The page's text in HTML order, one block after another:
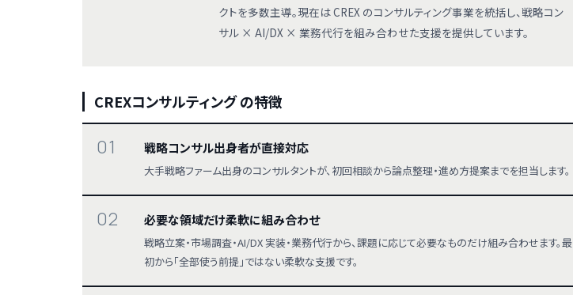
クトを多数主導。現在は CREX のコンサルティング事業を統括し、戦略コン
サル × AI/DX × 業務代行を組み合わせた支援を提供しています。
CREXコンサルティング の特徴
01 戦略コンサル出身者が直接対応
大手戦略ファーム出身のコンサルタントが、初回相談から論点整理・進め方提案までを担当します。
02 必要な領域だけ柔軟に組み合わせ
戦略立案・市場調査・AI/DX 実装・業務代行から、課題に応じて必要なものだけ組み合わせます。最
初から「全部使う前提」ではない柔軟な支援です。